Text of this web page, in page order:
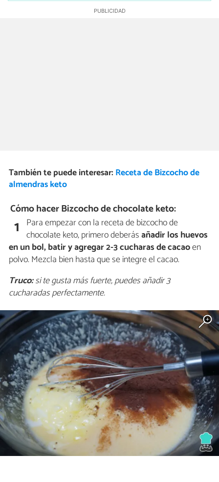
También te puede interesar: Receta de Bizcocho de
almendras keto
Cómo hacer Bizcocho de chocolate keto:
1 Para empezar con la receta de bizcocho de
chocolate keto, primero deberásañadir los huevos
en un bol, batir y agregar 2-3 cucharas de cacaoen
polvo. Mezcla bien hasta que se integre el cacao.
Truco:si te gusta más fuerte, puedes añadir 3
cucharadas perfectamente.